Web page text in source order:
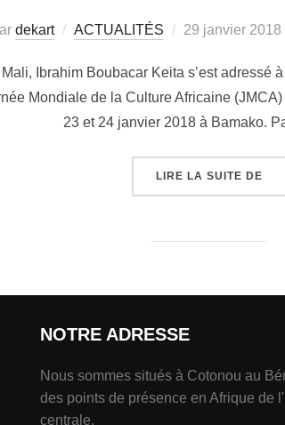
dekart ACTUALITÉS 29 janvier 2018
Ibrahim Boubacar Keita s’est adressé
Mondiale de la Culture Africaine
23 et 24 janvier 2018 à Bamako.
LIRE LA SUITE DE
NOTRE ADRESSE
Nous sommes situés à Cotonou au
des points de présence en Afrique de
centrale.